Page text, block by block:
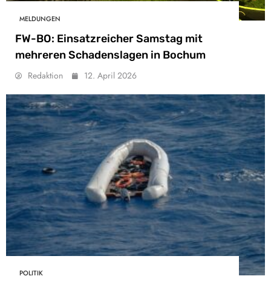
MELDUNGEN
FW-BO: Einsatzreicher Samstag mit
mehreren Schadenslagen in Bochum
Redaktion 12. April 2026
POLITIK